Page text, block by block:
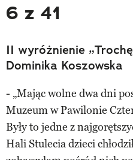
6 z 41
II wyróżnienie
Dominika Koszowska
- „Mając wolne dwa dni
Muzeum w Pawilonie
Były to jedne z
Hali Stulecia dzieci